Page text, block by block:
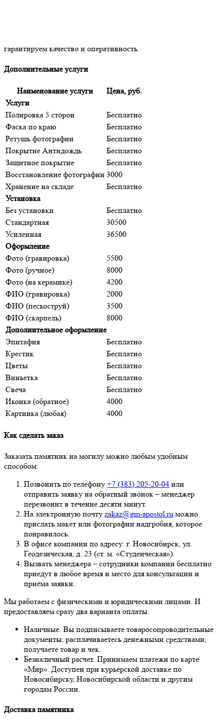
гарантируем качество и оперативность.
Дополнительные услуги
Наименование услуги
Цена, руб.
Услуги
Полировка 5 сторон
Бесплатно
Фаска по краю
Бесплатно
Ретушь фотографии
Бесплатно
Покрытие Антидождь
Бесплатно
Защитное покрытие
Бесплатно
Восстановление фотографии 3000
Хранение на складе
Бесплатно
Установка
Без установки
Бесплатно
Стандартная
30500
Усиленная
36500
Оформление
Фото (гравировка)
5500
Фото (ручное)
8000
Фото (на керамике)
4200
ФИО (гравировка)
2000
ФИО (пескоструй)
3500
ФИО (скарпель)
8000
Дополнительное оформление
Эпитафия
Бесплатно
Крестик
Бесплатно
Цветы
Бесплатно
Виньетка
Бесплатно
Свеча
Бесплатно
Иконка (обратное)
4000
Картинка (любая)
4000
Как сделать заказ
Заказать памятник на могилу можно любым удобным
способом:
Позвонить по телефону +7 (383) 205-20-04 или
отправить заявку на обратный звонок – менеджер
перезвонит в течение десяти минут.
На электронную почту zakaz@gm-apostol.ru можно
прислать макет или фотографии надгробия, которое
понравилось.
В офисе компании по адресу: г. Новосибирск, ул.
Геодезическая, д. 23 (ст. м. «Студенческая»).
Вызвать менеджера – сотрудники компании бесплатно
приедут в любое время и место для консультации и
приёма заявки.
Мы работаем с физическими и юридическими лицами. И
предоставляем сразу два варианта оплаты.
Наличные. Вы подписываете товаросопроводительные
документы, расплачиваетесь денежными средствами,
получаете товар и чек.
Безналичный расчет. Принимаем платежи по карте
«Мир». Доступен при курьерской доставке по
Новосибирску, Новосибирской области и другим
городам России.
Доставка памятника